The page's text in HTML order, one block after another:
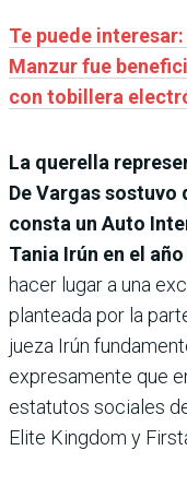
Te puede
Manzur fue
con tobillera
La querella
De Vargas sostuvo
consta un Auto
Tania Irún en el
hacer lugar a una
planteada por la
jueza Irún
expresamente que
estatutos sociales
Elite Kingdom y